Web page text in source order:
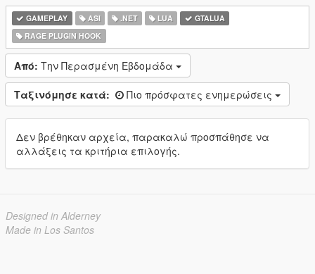
GAMEPLAY ASI .NET LUA
GTALUA
RAGE PLUGIN HOOK
Από: Την Περασμένη Εβδομάδα
Ταξινόμησε κατά: Πιο πρόσφατες ενημερώσεις
Δεν βρέθηκαν αρχεία, παρακαλώ προσπάθησε να
αλλάξεις τα κριτήρια επιλογής.
Designed in Alderney
Made in Los Santos